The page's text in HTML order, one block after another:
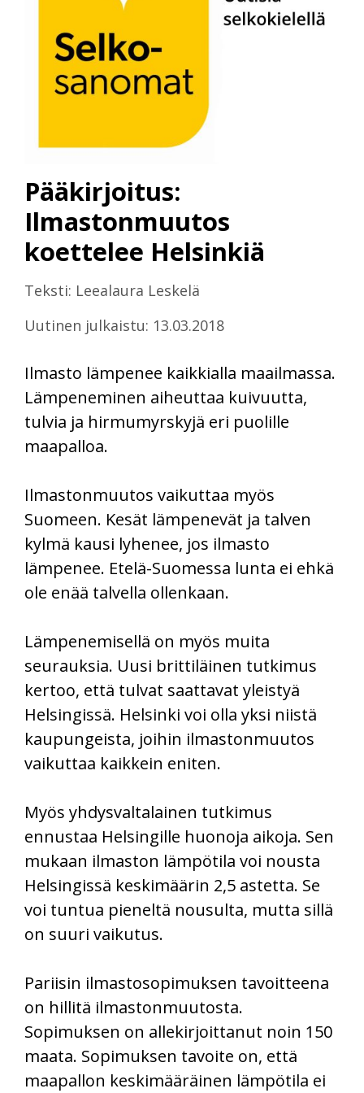
Pääkirjoitus:
Ilmastonmuutos
koettelee Helsinkiä
Teksti: Leealaura Leskelä
Uutinen julkaistu: 13.03.2018
Ilmasto lämpenee kaikkialla maailmassa.
Lämpeneminen aiheuttaa kuivuutta,
tulvia ja hirmumyrskyjä eri puolille
maapalloa.
Ilmastonmuutos vaikuttaa myös
Suomeen. Kesät lämpenevät ja talven
kylmä kausi lyhenee, jos ilmasto
lämpenee. Etelä-Suomessa lunta ei ehkä
ole enää talvella ollenkaan.
Lämpenemisellä on myös muita
seurauksia. Uusi brittiläinen tutkimus
kertoo, että tulvat saattavat yleistyä
Helsingissä. Helsinki voi olla yksi niistä
kaupungeista, joihin ilmastonmuutos
vaikuttaa kaikkein eniten.
Myös yhdysvaltalainen tutkimus
ennustaa Helsingille huonoja aikoja. Sen
mukaan ilmaston lämpötila voi nousta
Helsingissä keskimäärin 2,5 astetta. Se
voi tuntua pieneltä nousulta, mutta sillä
on suuri vaikutus.
Pariisin ilmastosopimuksen tavoitteena
on hillitä ilmastonmuutosta.
Sopimuksen on allekirjoittanut noin 150
maata. Sopimuksen tavoite on, että
maapallon keskimääräinen lämpötila ei